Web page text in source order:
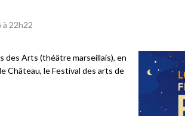
à 22h22
des Arts (théâtre marseillais), en
Château, le Festival des arts de